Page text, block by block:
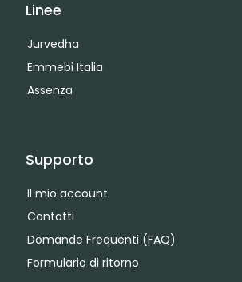
Linee
Jurvedha
Emmebi Italia
Assenza
Supporto
Il mio account
Contatti
Domande Frequenti (FAQ)
Formulario di ritorno